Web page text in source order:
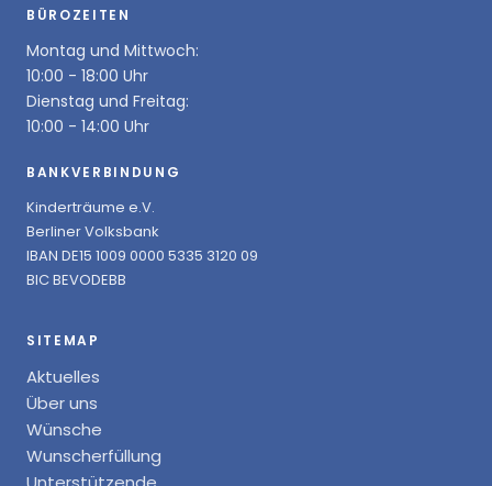
BÜROZEITEN
Montag und Mittwoch:
10:00 - 18:00 Uhr
Dienstag und Freitag:
10:00 - 14:00 Uhr
BANKVERBINDUNG
Kinderträume e.V.
Berliner Volksbank
IBAN DE15 1009 0000 5335 3120 09
BIC BEVODEBB
SITEMAP
Aktuelles
Über uns
Wünsche
Wunscherfüllung